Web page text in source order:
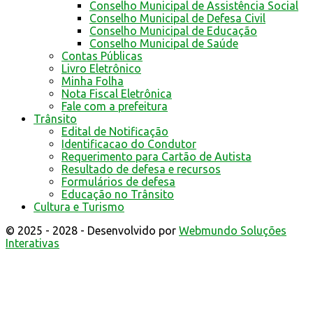
Conselho Municipal de Assistência Social
Conselho Municipal de Defesa Civil
Conselho Municipal de Educação
Conselho Municipal de Saúde
Contas Públicas
Livro Eletrônico
Minha Folha
Nota Fiscal Eletrônica
Fale com a prefeitura
Trânsito
Edital de Notificação
Identificacao do Condutor
Requerimento para Cartão de Autista
Resultado de defesa e recursos
Formulários de defesa
Educação no Trânsito
Cultura e Turismo
© 2025 - 2028 - Desenvolvido por Webmundo Soluções
Interativas